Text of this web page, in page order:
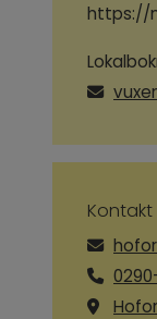
https://